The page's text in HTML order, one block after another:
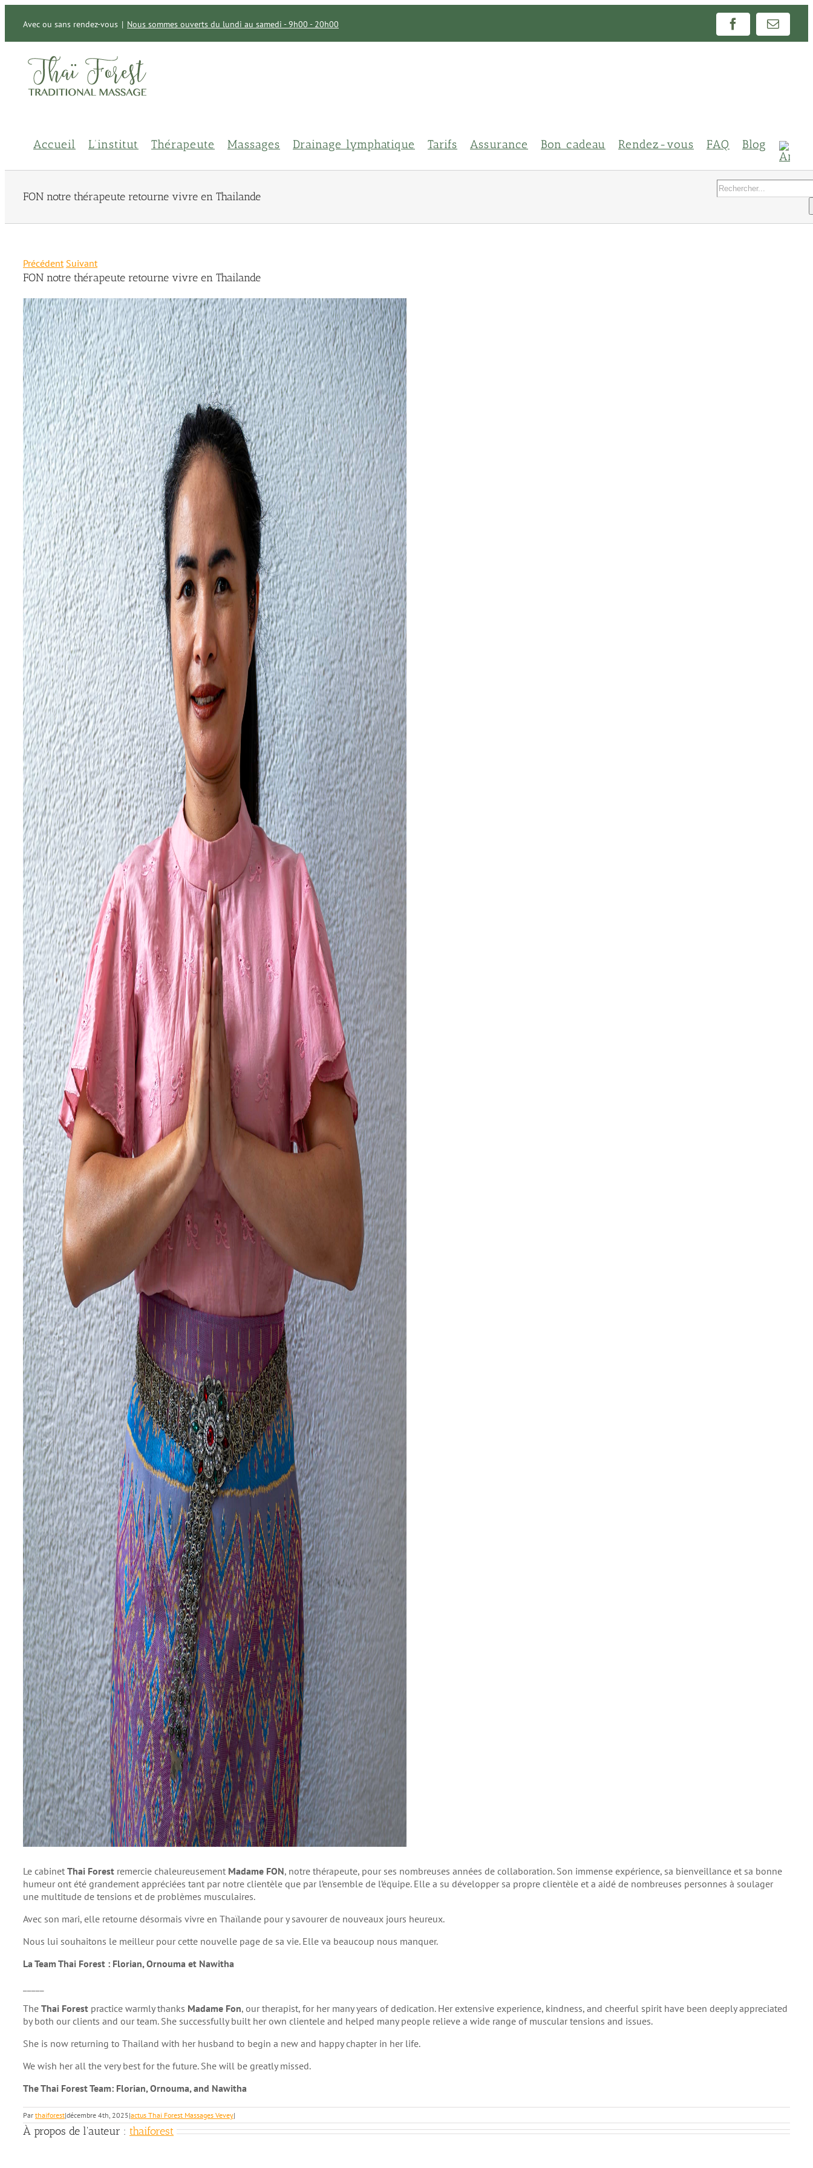
Avec ou sans rendez-vous | Nous sommes ouverts du lundi au samedi - 9h00 - 20h00 FacebookEmail
Accueil L’institut Thérapeute Massages Drainage lymphatique Tarifs Assurance Bon cadeau Rendez-vous FAQ Blog
FON notre thérapeute retourne vivre en Thailande
Rechercher:
Précédent Suivant
FON notre thérapeute retourne vivre en Thailande
Voir
l'image
agrandie
Le cabinet Thai Forest remercie chaleureusement Madame FON, notre thérapeute, pour ses nombreuses années de collaboration. Son immense expérience, sa bienveillance et sa bonne
humeur ont été grandement appréciées tant par notre clientèle que par l’ensemble de l’équipe. Elle a su développer sa propre clientèle et a aidé de nombreuses personnes à soulager
une multitude de tensions et de problèmes musculaires.
Avec son mari, elle retourne désormais vivre en Thaïlande pour y savourer de nouveaux jours heureux.
Nous lui souhaitons le meilleur pour cette nouvelle page de sa vie. Elle va beaucoup nous manquer.
La Team Thai Forest : Florian, Ornouma et Nawitha
The Thai Forest practice warmly thanks Madame Fon, our therapist, for her many years of dedication. Her extensive experience, kindness, and cheerful spirit have been deeply appreciated
by both our clients and our team. She successfully built her own clientele and helped many people relieve a wide range of muscular tensions and issues.
She is now returning to Thailand with her husband to begin a new and happy chapter in her life.
We wish her all the very best for the future. She will be greatly missed.
The Thai Forest Team: Florian, Ornouma, and Nawitha
Par thaiforest|décembre 4th, 2025|actus Thai Forest Massages Vevey|
À propos de l'auteur : thaiforest